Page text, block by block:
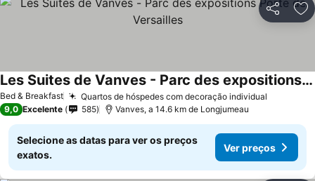
Partilhar
Bed & Breakfast Quartos de hóspedes com decoração individual
Les Suites de Vanves - Parc des expositions Porte de Versailles
9,0 Excelente 585 Vanves, a 14.6 km de Longjumeau
Selecione as datas para ver os preços
exatos.
Ver preços